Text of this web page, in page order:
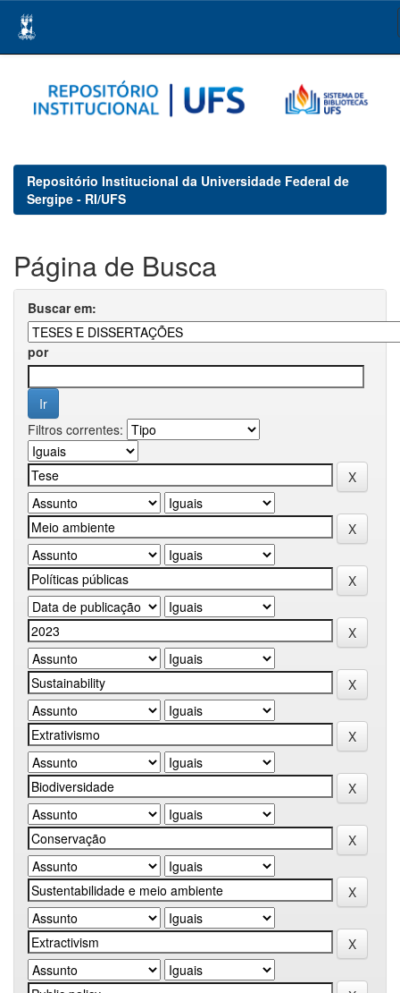
navigation
Repositório Institucional da Universidade Federal de
Sergipe - RI/UFS
Página de Busca
Buscar em:
por
Filtros correntes: